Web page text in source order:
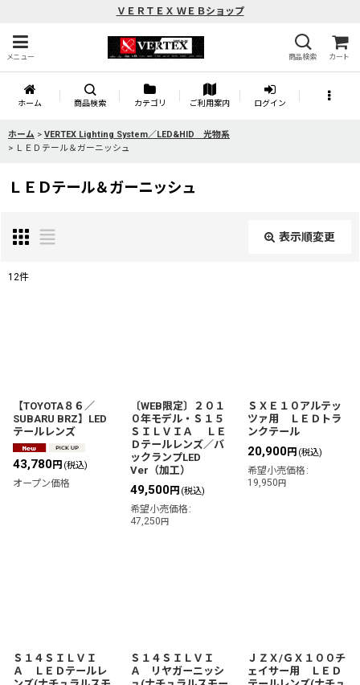
ＶＥＲＴＥＸ ＷＥＢショップ
メニュー 商品検索 カート
ホーム 商品検索 カテゴリ ご利用案内 ログイン
ホーム > VERTEX Lighting System／LED&HID 光物系
> ＬＥＤテール＆ガーニッシュ
ＬＥＤテール＆ガーニッシュ
表示順変更
絞り込む
12件
【TOYOTA８６／
SUBARU BRZ】LED
テールレンズ
43,780円 (税込)
オープン価格
〔WEB限定〕２０１
０年モデル・Ｓ１５
ＳＩＬＶＩＡ ＬＥ
Ｄテールレンズ／バ
ックランプLED
Ver（加工）
49,500円 (税込)
希望小売価格 :
47,250円
ＳＸＥ１０アルテッ
ツァ用 ＬＥＤトラ
ンクテール
20,900円 (税込)
希望小売価格 :
19,950円
Ｓ１４ＳＩＬＶＩ
Ａ ＬＥＤテールレ
Ｓ１４ＳＩＬＶＩ
Ａ リヤガーニッシ
ＪＺＸ/ＧＸ１００チ
ェイサー用 ＬＥＤ